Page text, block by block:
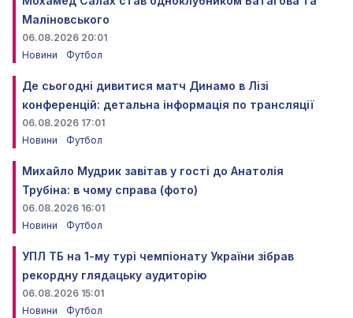
Маліновського
06.08.2026 20:01
Новини
Футбол
Де сьогодні дивитися матч Динамо в Лізі
конференцій: детальна інформація по трансляції
06.08.2026 17:01
Новини
Футбол
Михайло Мудрик завітав у гості до Анатолія
Трубіна: в чому справа (фото)
06.08.2026 16:01
Новини
Футбол
УПЛ ТБ на 1-му турі чемпіонату України зібрав
рекордну глядацьку аудиторію
06.08.2026 15:01
Новини
Футбол